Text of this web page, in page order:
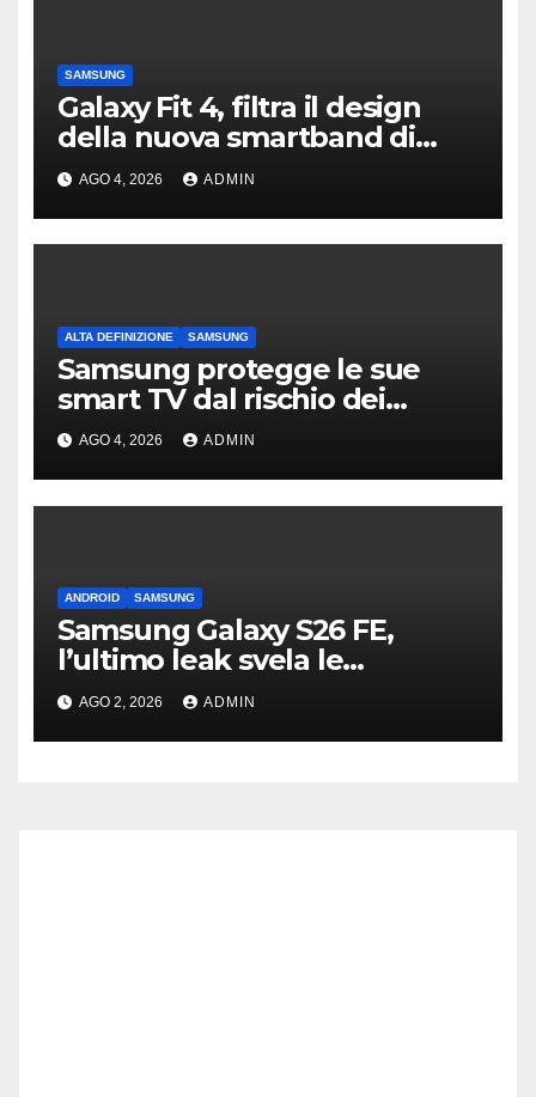
SAMSUNG
Galaxy Fit 4, filtra il design
della nuova smartband di
Samsung
AGO 4, 2026 ADMIN
ALTA DEFINIZIONE SAMSUNG
Samsung protegge le sue
smart TV dal rischio dei
“Residential Proxy”
AGO 4, 2026 ADMIN
ANDROID SAMSUNG
Samsung Galaxy S26 FE,
l’ultimo leak svela le
fotocamere
AGO 2, 2026 ADMIN